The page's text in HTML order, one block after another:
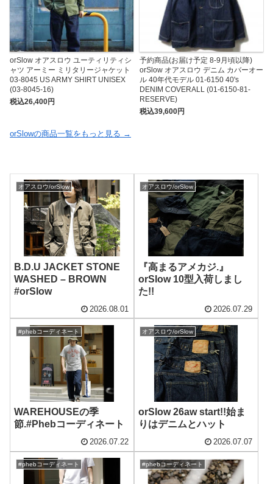
orSlow オアスロウ ユーティリティシ
ャツ アーミー ミリタリージャケット
03-8045 US ARMY SHIRT UNISEX
(03-8045-16)
税込26,400円
予約商品(お届け予定 8-9月頃以降)
orSlow オアスロウ デニム カバーオー
ル 40年代モデル 01-6150 40's
DENIM COVERALL (01-6150-81-
RESERVE)
税込39,600円
orSlowの商品一覧をもっと見る →
オアスロウ/orSlow
B.D.U JACKET STONE
WASHED – BROWN
#orSlow
2026.08.01
オアスロウ/orSlow
『高まるアメカジ.』
orSlow 10型入荷しまし
た!!
2026.07.29
#phebコーディネート
WAREHOUSEの季
節.#Phebコーディネート
2026.07.22
オアスロウ/orSlow
orSlow 26aw start!!始ま
りはデニムとハット
2026.07.07
#phebコーディネート #phebコーディネート